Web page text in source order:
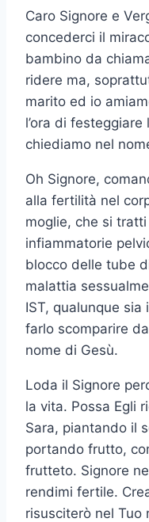
Caro Signore e
concederci il
bambino da
ridere ma,
marito ed io
l’ora di
chiediamo nel
Oh Signore,
alla fertilità nel
moglie, che si
infiammatorie
blocco delle tube
malattia
IST, qualunque
farlo scomparire
nome di Gesù.
Loda il Signore
la vita. Possa Egli
Sara, piantando il
portando frutto,
frutteto. Signore
rendimi fertile.
risusciterò nel Tuo